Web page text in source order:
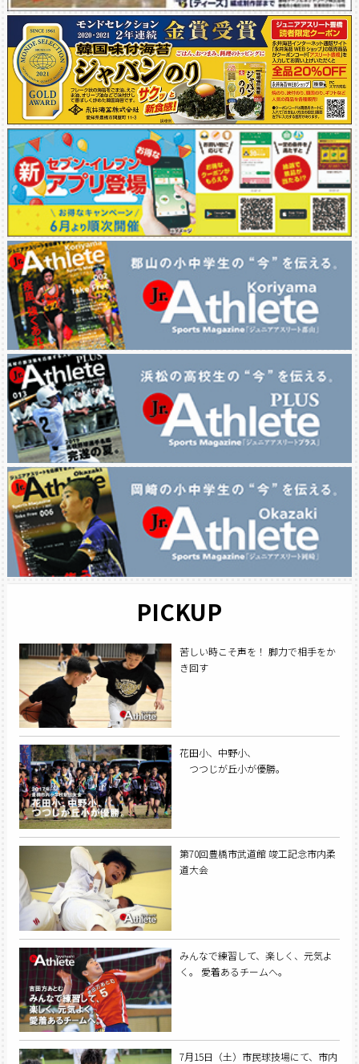
PICKUP
苦しい時こそ声を！ 脚力で相手をか
き回す
花田小、中野小、
つつじが丘小が優勝。
第70回豊橋市武道館 竣工記念市内柔
道大会
みんなで練習して、楽しく、元気よ
く。 愛着あるチームへ。
7月15日（土）市民球技場にて、市内